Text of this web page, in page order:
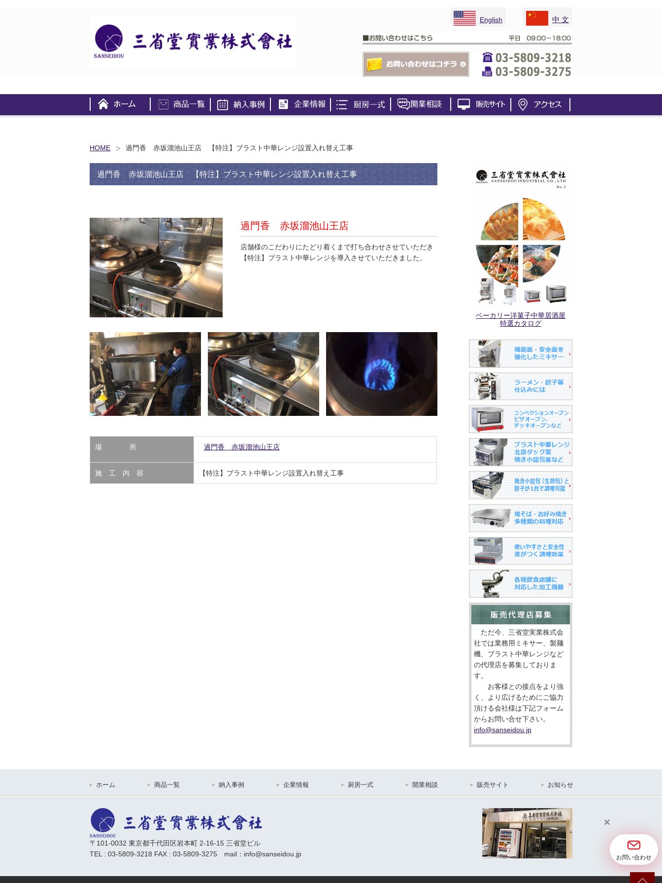
English 中 文
HOME 過門香 赤坂溜池山王店 【特注】ブラスト中華レンジ設置入れ替え工事
過門香 赤坂溜池山王店 【特注】ブラスト中華レンジ設置入れ替え工事
過門香 赤坂溜池山王店
店舗様のこだわりにたどり着くまで打ち合わせさせていただき
【特注】ブラスト中華レンジを導入させていただきました。
場 所 過門香 赤坂溜池山王店
施 工 内 容 【特注】ブラスト中華レンジ設置入れ替え工事
ベーカリー洋菓子中華居酒屋
特選カタログ
ただ今、三省堂実業株式会
社では業務用ミキサー、製麺
機、ブラスト中華レンジなど
の代理店を募集しておりま
す。
お客様との接点をより強
く、より広げるためにご協力
頂ける会社様は下記フォーム
からお問い合せ下さい。
info@sanseidou.jp
ホーム 商品一覧 納入事例 企業情報 厨房一式 開業相談 販売サイト お知らせ
〒101-0032 東京都千代田区岩本町 2-16-15 三省堂ビル
TEL : 03-5809-3218 FAX : 03-5809-3275 mail：info@sanseidou.jp
×
お問い合わせ